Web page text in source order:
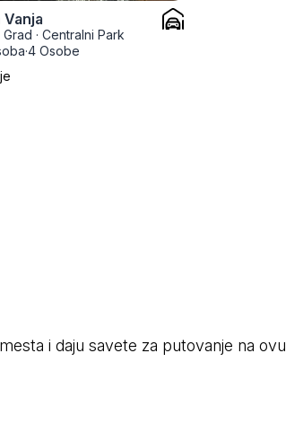
Grad · Centralni Park
·4 Osobe
i daju savete za putovanje na